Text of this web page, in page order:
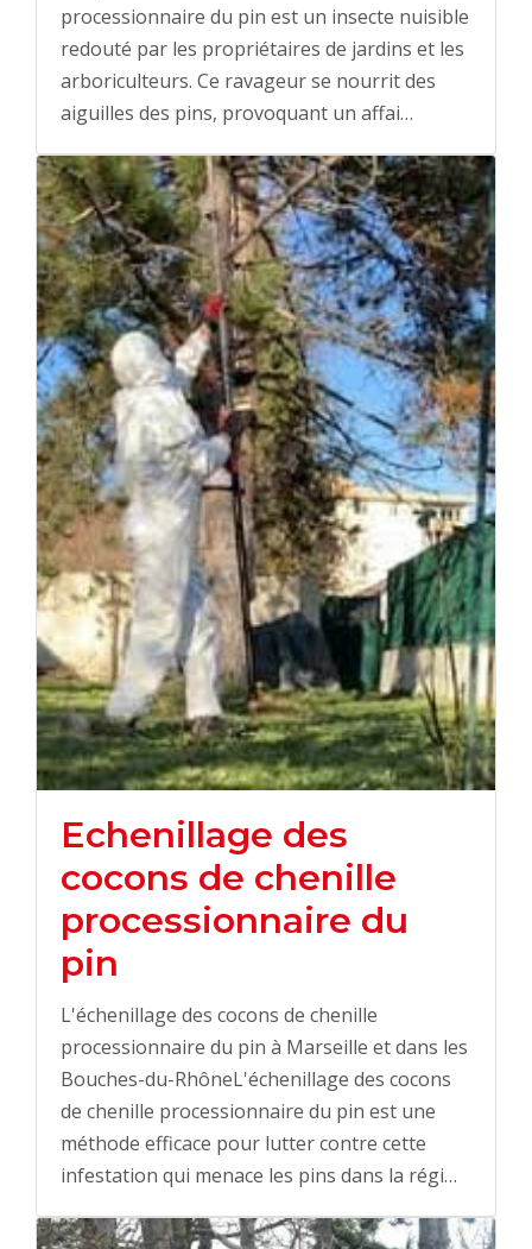
processionnaire du pin est un insecte nuisible
redouté par les propriétaires de jardins et les
arboriculteurs. Ce ravageur se nourrit des
aiguilles des pins, provoquant un affai…
Echenillage des
cocons de chenille
processionnaire du
pin
L'échenillage des cocons de chenille
processionnaire du pin à Marseille et dans les
Bouches-du-RhôneL'échenillage des cocons
de chenille processionnaire du pin est une
méthode efficace pour lutter contre cette
infestation qui menace les pins dans la régi…